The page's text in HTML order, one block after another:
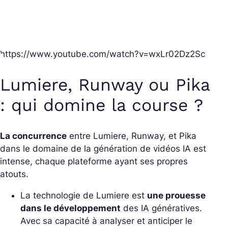
https://www.youtube.com/watch?v=wxLr02Dz2Sc
Lumiere, Runway ou Pika
: qui domine la course ?
La concurrence entre Lumiere, Runway, et Pika
dans le domaine de la génération de vidéos IA est
intense, chaque plateforme ayant ses propres
atouts.
La technologie de Lumiere est une prouesse
dans le développement des IA génératives.
Avec sa capacité à analyser et anticiper le